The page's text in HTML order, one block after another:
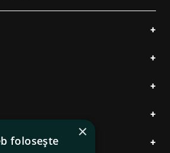
+
+
+
+
+
×
folosește